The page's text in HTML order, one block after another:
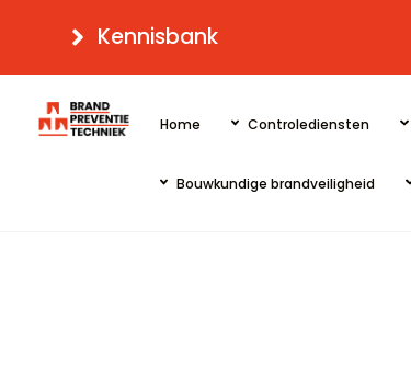
content
Kennisbank
Home Controlediensten
Bouwkundige brandveiligheid